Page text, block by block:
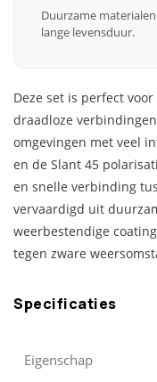
Duurzame
lange levensduur.
Deze set is perfect
draadloze
omgevingen met veel
en de Slant 45
en snelle verbinding
vervaardigd uit
weerbestendige
tegen zware
Specificaties
Eigenschap